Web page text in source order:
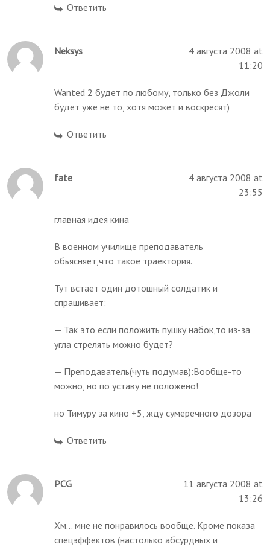
Ответить
Neksys
4 августа 2008 at
11:20
Wanted 2 будет по любому, только без Джоли
будет уже не то, хотя может и воскресят)
Ответить
fate
4 августа 2008 at
23:55
главная идея кина
В военном училище преподаватель
обьясняет,что такое траектория.
Тут встает один дотошный солдатик и
спрашивает:
— Так это если положить пушку набок,то из-за
угла стрелять можно будет?
— Преподаватель(чуть подумав):Вообще-то
можно, но по уставу не положено!
но Тимуру за кино +5, жду сумеречного дозора
Ответить
PCG
11 августа 2008 at
13:26
Хм... мне не понравилось вообще. Кроме показа
спецэффектов (настолько абсурдных и